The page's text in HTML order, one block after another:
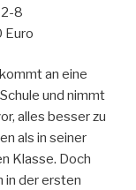
8
Euro
an eine
und nimmt
alles besser zu
als in seiner
Klasse. Doch
in der ersten